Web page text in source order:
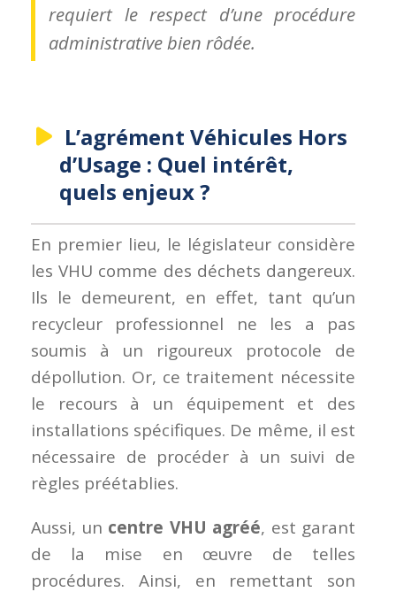
requiert le respect d’une procédure
administrative bien rôdée.
L’agrément Véhicules Hors
d’Usage : Quel intérêt,
quels enjeux ?
En premier lieu, le législateur considère
les VHU comme des déchets dangereux.
Ils le demeurent, en effet, tant qu’un
recycleur professionnel ne les a pas
soumis à un rigoureux protocole de
dépollution. Or, ce traitement nécessite
le recours à un équipement et des
installations spécifiques. De même, il est
nécessaire de procéder à un suivi de
règles préétablies.
Aussi, un centre VHU agréé, est garant
de la mise en œuvre de telles
procédures. Ainsi, en remettant son